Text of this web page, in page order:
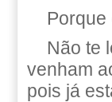
Não te
venham
pois já